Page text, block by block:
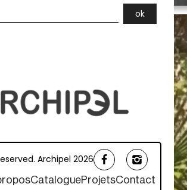
Archipel 2026
CatalogueProjetsContact